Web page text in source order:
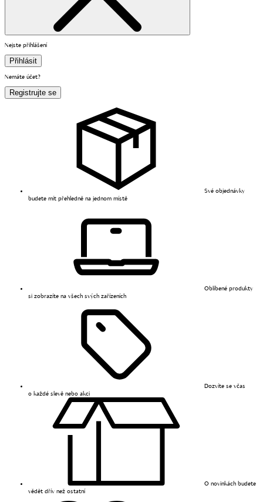
Nejste přihlášení
Přihlásit
Nemáte účet?
Registrujte se
Své objednávky
budete mít přehledně na jednom místě
Oblíbené produkty
si zobrazíte na všech svých zařízeních
Dozvíte se včas
o každé slevě nebo akci
O novinkách budete
vědět dřív než ostatní